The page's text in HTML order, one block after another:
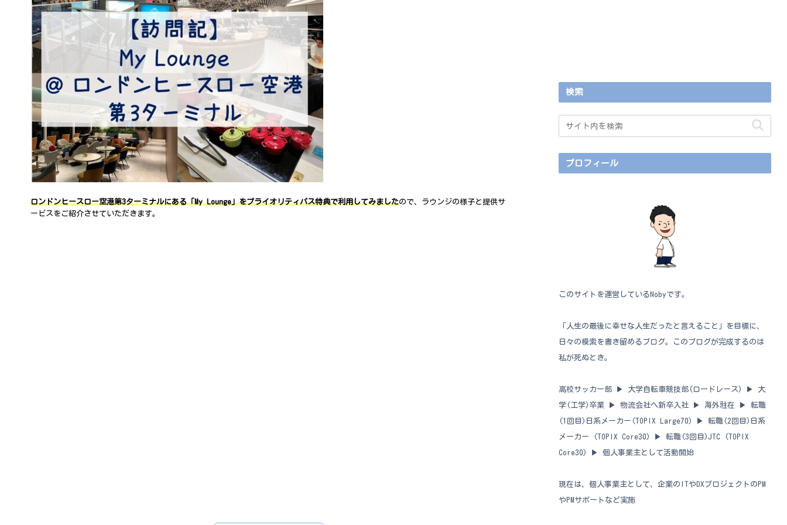
ロンドンヒースロー空港第3ターミナルにある「My Lounge」をプライオリティパス特典で利用してみましたので、ラウンジの様子と提供サ
ービスをご紹介させていただきます。
検索
プロフィール
このサイトを運営しているNobyです。
「人生の最後に幸せな人生だったと言えること」を目標に、
日々の模索を書き留めるブログ。このブログが完成するのは
私が死ぬとき。
高校サッカー部 ▶︎ 大学自転車競技部(ロードレース) ▶︎ 大
学(工学)卒業 ▶︎ 物流会社へ新卒入社 ▶︎ 海外駐在 ▶︎ 転職
(1回目)日系メーカー(TOPIX Large70) ▶︎ 転職(2回目)日系
メーカー (TOPIX Core30) ▶︎ 転職(3回目)JTC (TOPIX
Core30) ▶︎ 個人事業主として活動開始
現在は、個人事業主として、企業のITやDXプロジェクトのPM
やPMサポートなど実施